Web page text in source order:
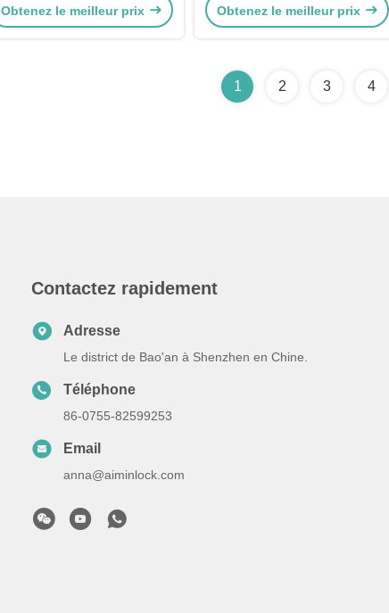
pièces
Obtenez le meilleur prix
Nouveau Rega sélectionneur de
Obtenez le meilleur prix
1 2 3 4
Contactez rapidement
Adresse
Le district de Bao'an à Shenzhen en Chine.
Téléphone
86-0755-82599253
Email
anna@aiminlock.com